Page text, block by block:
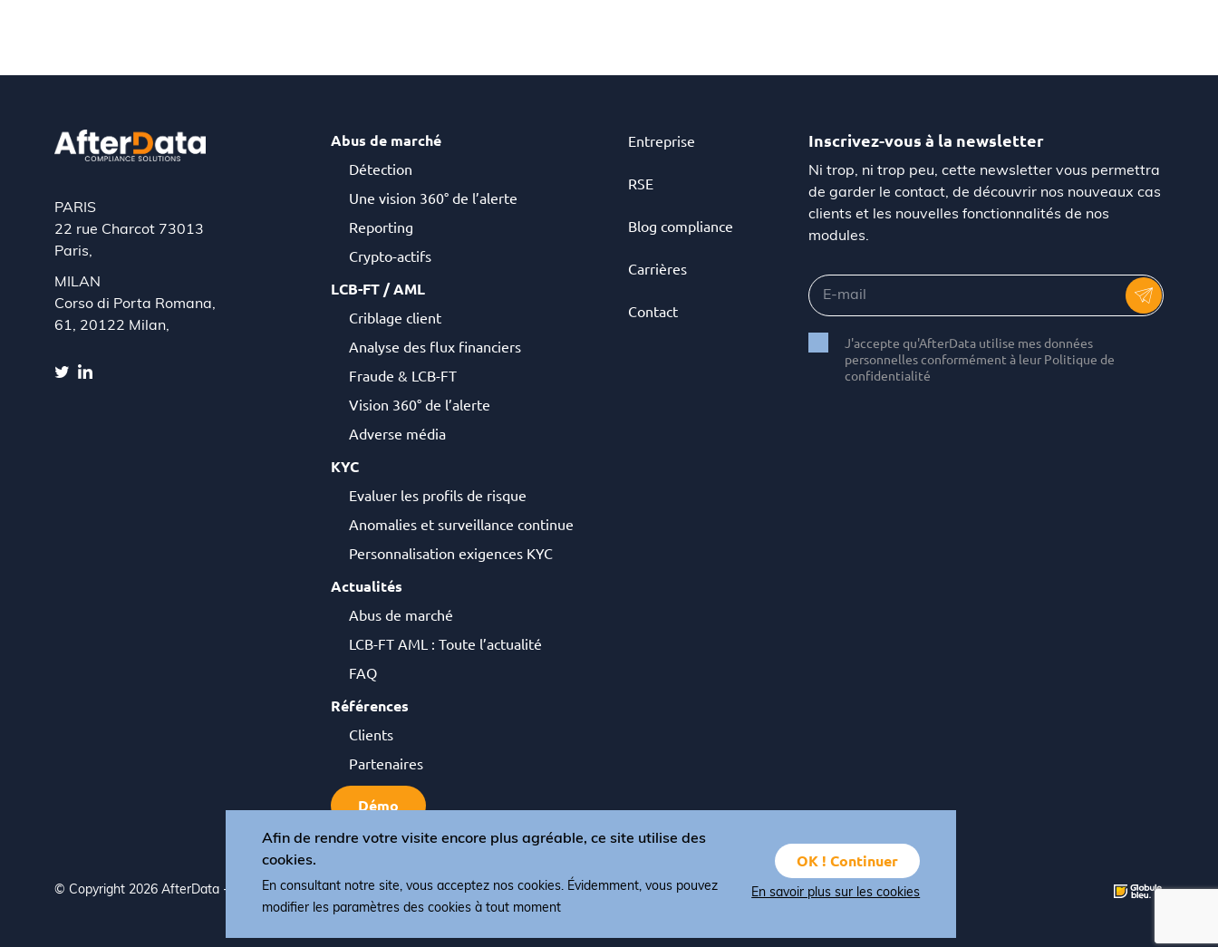
PARIS
22 rue Charcot 73013
Paris,
MILAN
Corso di Porta Romana,
61, 20122 Milan,
Abus de marché
Détection
Une vision 360° de l’alerte
Reporting
Crypto-actifs
LCB-FT / AML
Criblage client
Analyse des flux financiers
Fraude & LCB-FT
Vision 360° de l’alerte
Adverse média
KYC
Evaluer les profils de risque
Anomalies et surveillance continue
Personnalisation exigences KYC
Actualités
Abus de marché
LCB-FT AML : Toute l’actualité
FAQ
Références
Clients
Partenaires
Démo
Entreprise
RSE
Blog compliance
Carrières
Contact
Inscrivez-vous à la newsletter
Ni trop, ni trop peu, cette newsletter vous permettra
de garder le contact, de découvrir nos nouveaux cas
clients et les nouvelles fonctionnalités de nos
modules.
J'accepte qu'AfterData utilise mes données
personnelles conformément à leur Politique de
confidentialité
© Copyright 2026 AfterData - All rights reserved Termes, conditions et CGV Politique de confidentialité Politique de cookies
Afin de rendre votre visite encore plus agréable, ce site utilise des
cookies.
En consultant notre site, vous acceptez nos cookies. Évidemment, vous pouvez
modifier les paramètres des cookies à tout moment
OK ! Continuer
En savoir plus sur les cookies